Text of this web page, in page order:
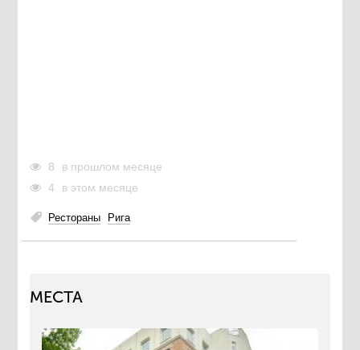
8
в прошлом месяце
4
в этом месяце
Рестораны Рига
МЕСТА